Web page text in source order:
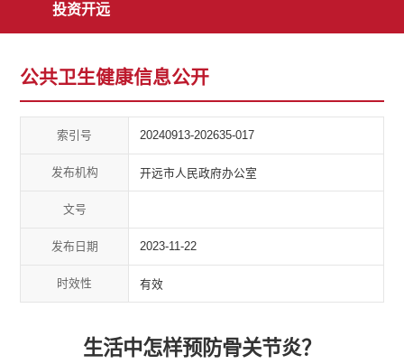
投资开远
公共卫生健康信息公开
索引号 20240913-202635-017
发布机构 开远市人民政府办公室
文号
发布日期 2023-11-22
时效性 有效
生活中怎样预防骨关节炎？